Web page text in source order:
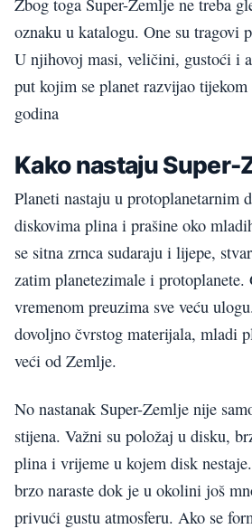
Zbog toga Super-Zemlje ne treba
oznaku u katalogu. One su tragovi
U njihovoj masi, veličini, gustoći i
put kojim se planet razvijao
godina
Kako nastaju Super-
Planeti nastaju u protoplanetarnim
diskovima plina i prašine oko
se sitna zrnca sudaraju i lijepe,
zatim planetezimale i protoplanete.
vremenom preuzima sve veću
dovoljno čvrstog materijala, mladi
veći od Zemlje.
No nastanak Super-Zemlje nije
stijena. Važni su položaj u disku,
plina i vrijeme u kojem disk
brzo naraste dok je u okolini još
privući gustu atmosferu. Ako se